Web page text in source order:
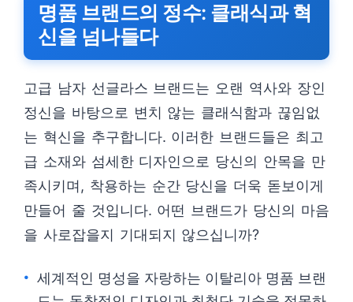
명품 브랜드의 정수: 클래식과 혁
신을 넘나들다
고급 남자 선글라스 브랜드는 오랜 역사와 장인
정신을 바탕으로 변치 않는 클래식함과 끊임없
는 혁신을 추구합니다. 이러한 브랜드들은 최고
급 소재와 섬세한 디자인으로 당신의 안목을 만
족시키며, 착용하는 순간 당신을 더욱 돋보이게
만들어 줄 것입니다. 어떤 브랜드가 당신의 마음
을 사로잡을지 기대되지 않으십니까?
세계적인 명성을 자랑하는 이탈리아 명품 브랜